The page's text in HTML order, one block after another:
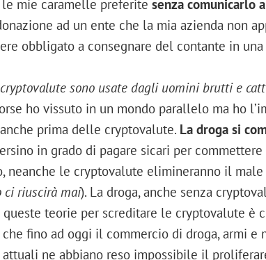
le mie caramelle preferite senza comunicarlo
ad un ente che la mia azienda non
obbligato a consegnare del contante in una
sono usate dagli uomini brutti e
ho vissuto in un mondo parallelo ma ho
prima delle cryptovalute. La droga si
in grado di pagare sicari per
neanche le cryptovalute elimineranno il
ci riuscirà mai). La droga, anche senza
teorie per screditare le cryptovalute è
fino ad oggi il commercio di droga, armi
ne abbiano reso impossibile il